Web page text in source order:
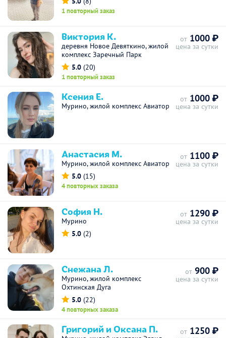
1 повторный заказ
Виктория К.
деревня Новое Девяткино, жилой
комплекс Заречный Парк
5.0 (20)
1 повторный заказ
от 1000 ₽
цена за сутки
Ксения Е.
Мурино, жилой комплекс Авиатор
от 1000 ₽
цена за сутки
Анастасия М.
Мурино, жилой комплекс Авиатор
5.0 (15)
4 повторных заказа
от 1100 ₽
цена за сутки
София Н.
Мурино
5.0 (2)
от 1290 ₽
цена за сутки
Снежана Л.
Мурино, жилой комплекс
Охтинская Дуга
5.0 (22)
4 повторных заказа
от 900 ₽
цена за сутки
Григорий и Оксана П. от 1250 ₽